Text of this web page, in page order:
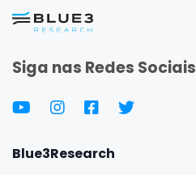
Siga nas Redes Sociais
Blue3Research